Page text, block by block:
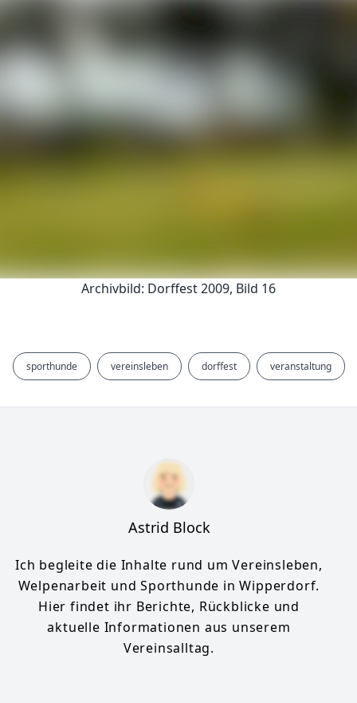
Archivbild: Dorffest 2009, Bild 16
sporthunde vereinsleben dorffest veranstaltung
Astrid Block
Ich begleite die Inhalte rund um Vereinsleben,
Welpenarbeit und Sporthunde in Wipperdorf.
Hier findet ihr Berichte, Rückblicke und
aktuelle Informationen aus unserem
Vereinsalltag.